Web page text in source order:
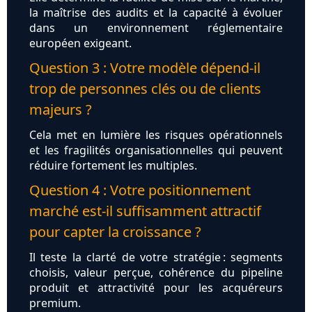
la maîtrise des audits et la capacité à évoluer
dans un environnement réglementaire
européen exigeant.
Question 3 : Votre modèle dépend‑il
trop de personnes clés ou de clients
majeurs ?
Cela met en lumière les risques opérationnels
et les fragilités organisationnelles qui peuvent
réduire fortement les multiples.
Question 4 : Votre positionnement
marché est‑il suffisamment attractif
pour capter la croissance ?
Il teste la clarté de votre stratégie : segments
choisis, valeur perçue, cohérence du pipeline
produit et attractivité pour les acquéreurs
premium.